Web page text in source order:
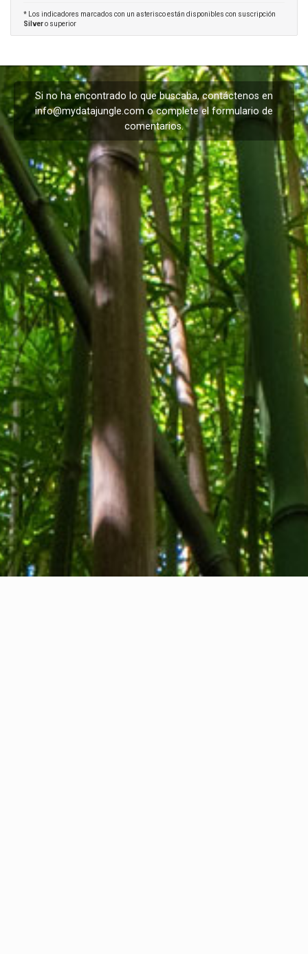
* Los indicadores marcados con un asterisco están disponibles con suscripción
Silvero superior
Si no ha encontrado lo que buscaba, contáctenos en
info@mydatajungle.com o complete el formulario de
comentarios.